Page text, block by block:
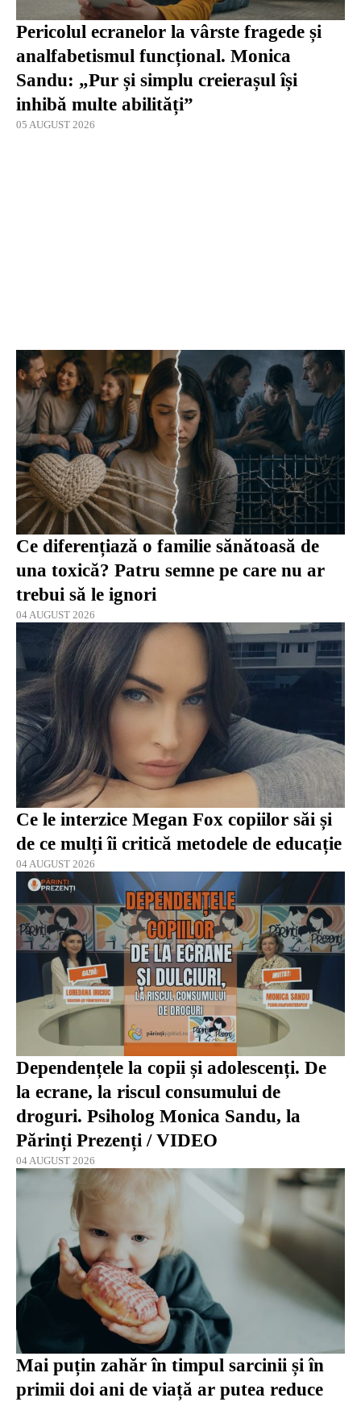
Pericolul ecranelor la vârste fragede și
analfabetismul funcțional. Monica
Sandu: „Pur și simplu creierașul își
inhibă multe abilități”
05 AUGUST 2026
Ce diferențiază o familie sănătoasă de
una toxică? Patru semne pe care nu ar
trebui să le ignori
04 AUGUST 2026
Ce le interzice Megan Fox copiilor săi și
de ce mulți îi critică metodele de educație
04 AUGUST 2026
Dependențele la copii și adolescenți. De
la ecrane, la riscul consumului de
droguri. Psiholog Monica Sandu, la
Părinți Prezenți / VIDEO
04 AUGUST 2026
Mai puțin zahăr în timpul sarcinii și în
primii doi ani de viață ar putea reduce